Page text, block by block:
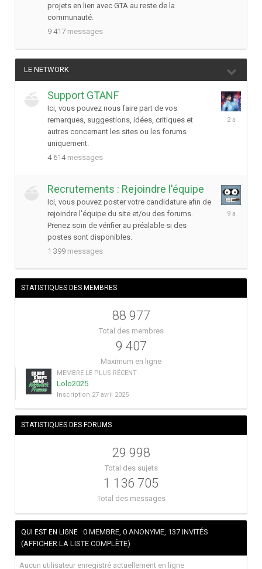
projets en lien avec GTA au reste de la
communauté.
9 417 messages
LE NETWORK
Support GTANF
Ici, vous pouvez nous faire part de vos
remarques, suggestions, idées, critiques et
autres concernant les sites ou les forums
uniquement.
4 614 messages
Recrutements : Rejoindre l'équipe
Ici, vous pouvez poster votre candidature afin de
rejoindre l'équipe du site et/ou des forums.
Prenez soin de vérifier au préalable si des
postes sont disponibles.
1 399 messages
STATISTIQUES DES MEMBRES
88 977
Total des membres
9 407
Maximum en ligne
MEMBRE LE PLUS RÉCENT
Lolo2025
Inscription 27 avril 2025
STATISTIQUES DES FORUMS
29 998
Total des sujets
1 136 705
Total des messages
QUI EST EN LIGNE 0 MEMBRE, 0 ANONYME, 137 INVITÉS
(AFFICHER LA LISTE COMPLÈTE)
Aucun utilisateur enregistré actuellement en ligne